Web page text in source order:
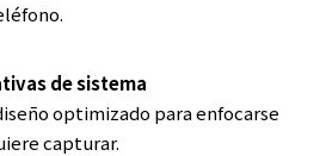
de sistema
optimizado para enfocarse
capturar.